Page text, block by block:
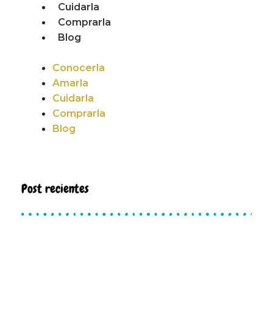
Cuidarla
Comprarla
Blog
Conocerla
Amarla
Cuidarla
Comprarla
Blog
Post recientes